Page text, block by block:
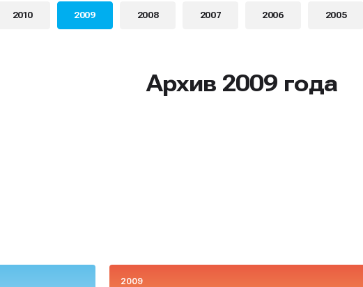
2010 2009 2008 2007 2006 2005
Архив 2009 года
2009